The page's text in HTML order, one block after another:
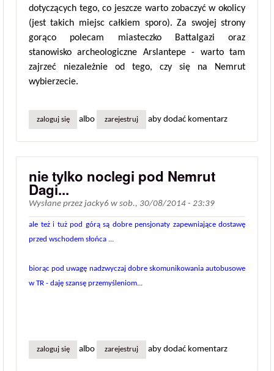
dotyczących tego, co jeszcze warto zobaczyć w okolicy
(jest takich miejsc całkiem sporo). Za swojej strony
gorąco polecam miasteczko Battalgazi oraz
stanowisko archeologiczne Arslantepe - warto tam
zajrzeć niezależnie od tego, czy się na Nemrut
wybierzecie.
zaloguj się albo zarejestruj aby dodać komentarz
nie tylko noclegi pod Nemrut
Dagi...
Wysłane przez jacky6 w sob., 30/08/2014 - 23:39
ale też i tuż pod górą są dobre pensjonaty zapewniające dostawę
przed wschodem słońca ...
biorąc pod uwagę nadzwyczaj dobre skomunikowania autobusowe
w TR - daję szansę przemyśleniom...
zaloguj się albo zarejestruj aby dodać komentarz